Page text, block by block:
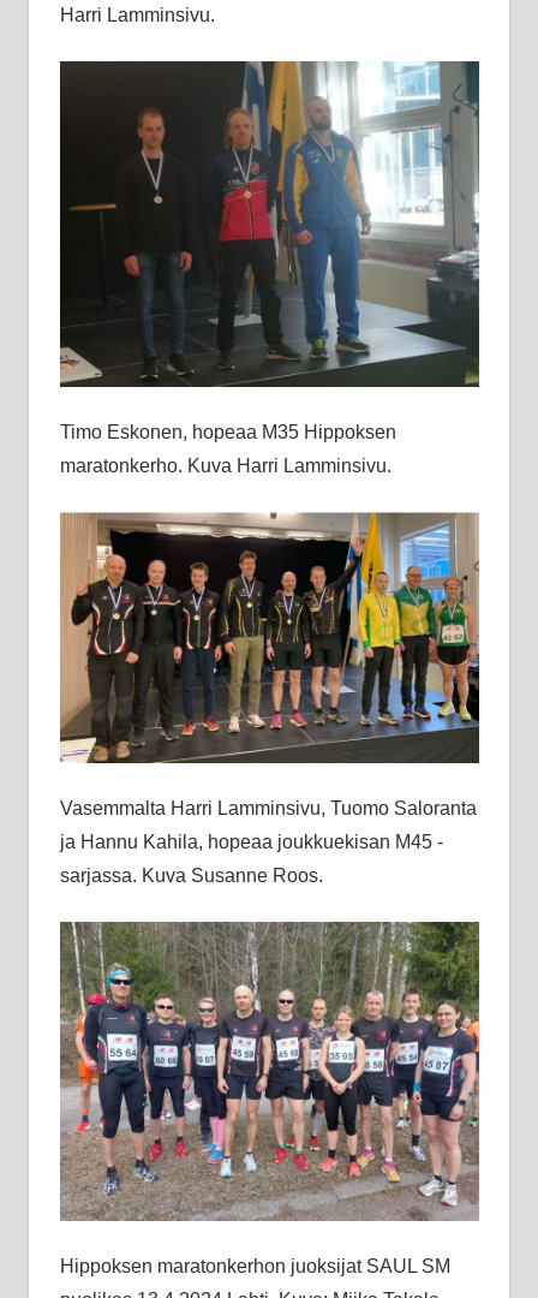
Harri Lamminsivu.
Timo Eskonen, hopeaa M35 Hippoksen
maratonkerho. Kuva Harri Lamminsivu.
Vasemmalta Harri Lamminsivu, Tuomo Saloranta
ja Hannu Kahila, hopeaa joukkuekisan M45 -
sarjassa. Kuva Susanne Roos.
Hippoksen maratonkerhon juoksijat SAUL SM